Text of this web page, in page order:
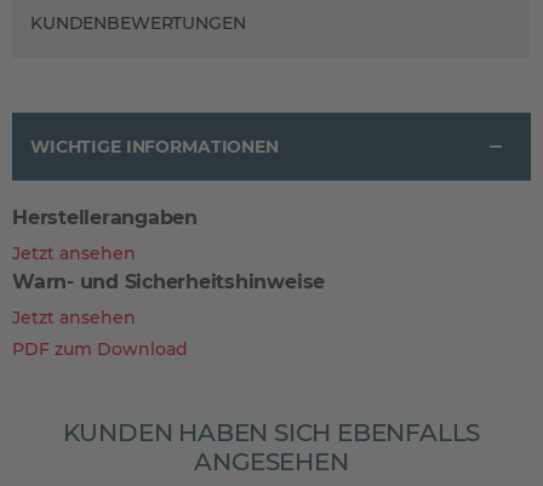
KUNDENBEWERTUNGEN
WICHTIGE INFORMATIONEN
Herstellerangaben
Jetzt ansehen
Warn- und Sicherheitshinweise
Jetzt ansehen
PDF zum Download
KUNDEN HABEN SICH EBENFALLS
ANGESEHEN